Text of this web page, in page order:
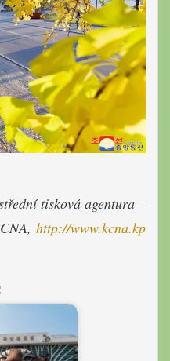
tisková agentura –
http://www.kcna.kp